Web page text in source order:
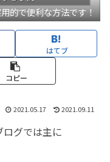
的で便利な方法です！
はてブ
コピー
2021.05.17 2021.09.11
グでは主に